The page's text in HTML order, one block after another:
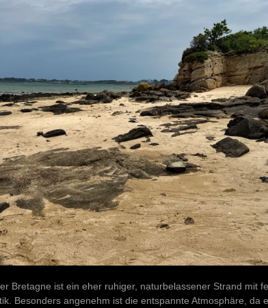
Bretagne ist ein eher ruhiger, naturbelassener Strand mit
Besonders angenehm ist die entspannte Atmosphäre, da